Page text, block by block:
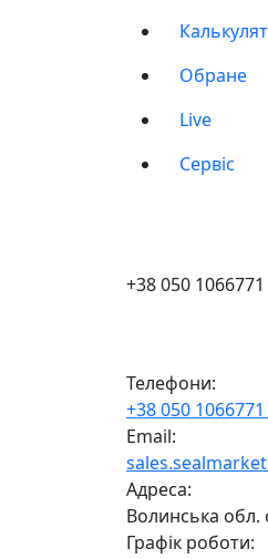
Обране
Live
Сервіс
+38 050 1066771
Телефони:
+38 050 1066771
Email:
Адреса:
Волинська обл.
Графік роботи: